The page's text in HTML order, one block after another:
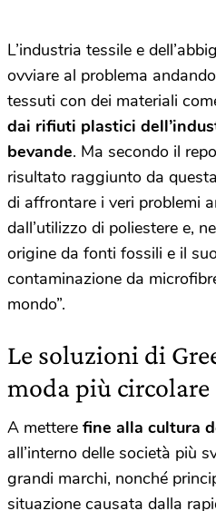
L’industria tessile e
ovviare al problema
tessuti con dei materiali
dai rifiuti plastici
bevande. Ma secondo il
risultato raggiunto da
di affrontare i veri problemi
dall’utilizzo di poliestere e,
origine da fonti fossili e il
contaminazione da
mondo”.
Le soluzioni di
moda più circolare
A mettere fine alla cultura
all’interno delle società più
grandi marchi, nonché
situazione causata dalla